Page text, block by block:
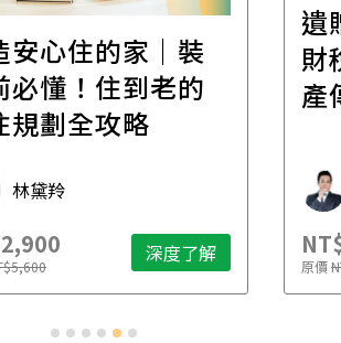
安心住的家｜裝
必懂！住到老的
規劃全攻略
林黛羚
深度了解
遺
財
產
原價